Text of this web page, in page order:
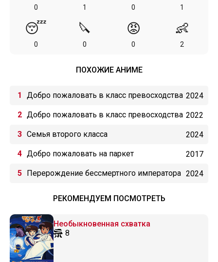
0 1 0 1
😴
0
🔪
0
😡
0
👶
2
ПОХОЖИЕ АНИМЕ
Добро пожаловать в класс превосходства
[ТВ-3]
2024
Добро пожаловать в класс превосходства
[ТВ-2]
2022
Семья второго класса 2024
Добро пожаловать на паркет 2017
Перерождение бессмертного императора 2024
РЕКОМЕНДУЕМ ПОСМОТРЕТЬ
Необыкновенная схватка
8